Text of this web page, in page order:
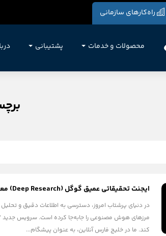
راه‌کارهای سازمانی
محصولات و خدمات پشتیبانی
ایجنت تحقیقاتی عمیق گوگل (Deep Research) معرفی شد
در دنیای پرشتاب امروز، دسترسی به اطلاعات دقیق و
کند. ما در خلیج فارس آنلاین، به عنوان پیشگام...